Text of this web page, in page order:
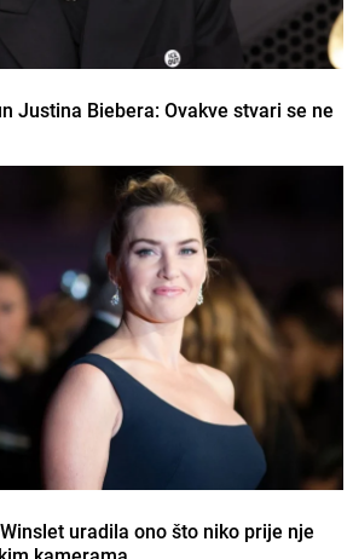
Justina Biebera: Ovakve stvari se ne
uradila ono što niko prije nje